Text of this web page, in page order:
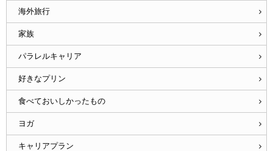
海外旅行
家族
パラレルキャリア
好きなプリン
食べておいしかったもの
ヨガ
キャリアプラン